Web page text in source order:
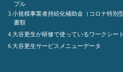
プル
3.小規模事業者持続化補助金（コロナ特
書類
4.大谷更生が研修で使っているワークシート
6.大谷更生サービスメニューデータ